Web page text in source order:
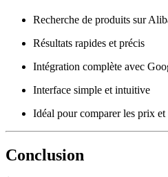
Recherche de produits sur
Résultats rapides et précis
Intégration complète avec
Interface simple et intuitive
Idéal pour comparer les prix et
Conclusion